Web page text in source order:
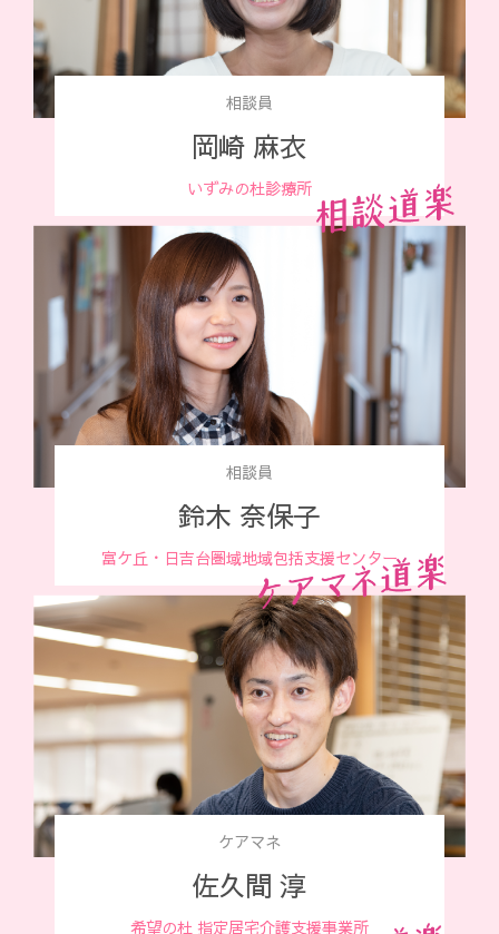
相談員
岡崎 麻衣
いずみの杜診療所
相談員
鈴木 奈保子
富ケ丘・日吉台圏域地域包括支援センター
ケアマネ
佐久間 淳
希望の杜 指定居宅介護支援事業所